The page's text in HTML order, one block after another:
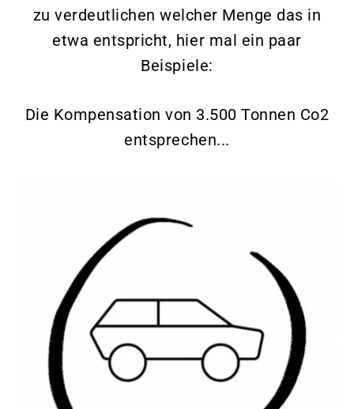
zu verdeutlichen welcher Menge das in
etwa entspricht, hier mal ein paar
Beispiele:
Die Kompensation von 3.500 Tonnen Co2
entsprechen...